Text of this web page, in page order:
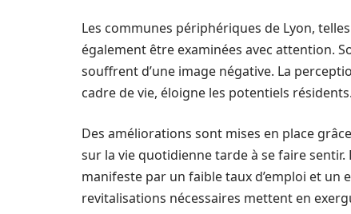
Les communes périphériques de Lyon,
également être examinées avec attention.
souffrent d’une image négative. La
cadre de vie, éloigne les potentiels résidents.
Des améliorations sont mises en place
sur la vie quotidienne tarde à se faire
manifeste par un faible taux d’emploi et un
revitalisations nécessaires mettent en